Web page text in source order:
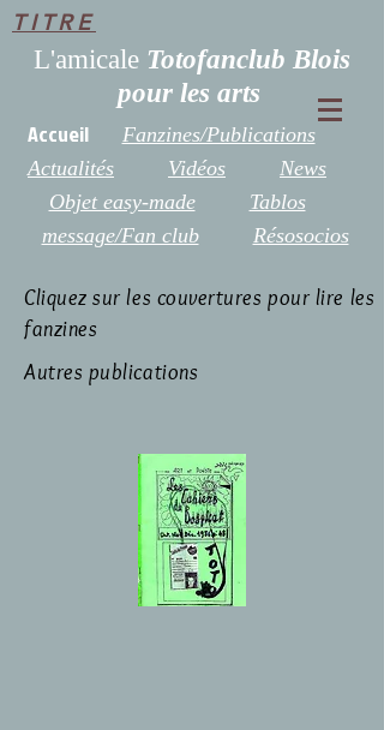
TITRE
L'amicale Totofanclub Blois
pour les arts
Accueil
Fanzines/Publications
Actualités
Vidéos
News
Objet easy-made
Tablos
message/Fan club
Résosocios
Cliquez sur les couvertures pour lire les
fanzines
Autres publications